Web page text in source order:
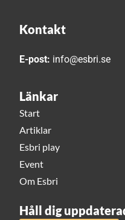
Kontakt
E-post: info@esbri.se
Länkar
Start
Artiklar
Esbri play
Event
Om Esbri
Håll dig